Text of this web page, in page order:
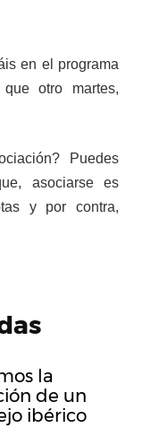
en el programa
otro martes,
Puedes
asociarse es
y por contra,
la
de un
ibérico